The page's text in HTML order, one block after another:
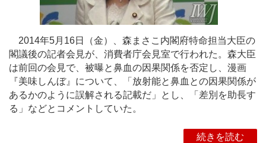
2014年5月16日（金）、森まさこ内閣府特命担当大臣の
閣議後の記者会見が、消費者庁会見室で行われた。森大臣
は前回の会見で、被曝と鼻血の因果関係を否定し、漫画
『美味しんぼ』について、「放射能と鼻血との因果関係が
あるかのように誤解される記載だ」とし、「差別を助長す
る」などとコメントしていた。
続きを読む